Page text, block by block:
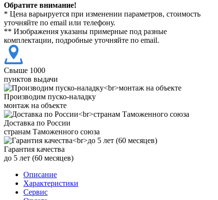
Обратите внимание!
* Цена варьируется при изменении параметров, стоимость
уточняйте по email или телефону.
** Изображения указаны примерные под разные
комплектации, подробные уточняйте по email.
Свыше 1000
пунктов выдачи
Производим пуско-наладку
монтаж на объекте
Доставка по России
странам Таможенного союза
Гарантия качества
до 5 лет (60 месяцев)
Описание
Характеристики
Сервис